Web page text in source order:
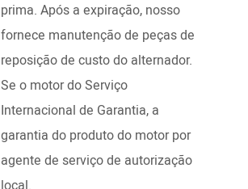
prima. Após a expiração, nosso
fornece manutenção de peças de
reposição de custo do alternador.
Se o motor do Serviço
Internacional de Garantia, a
garantia do produto do motor por
agente de serviço de autorização